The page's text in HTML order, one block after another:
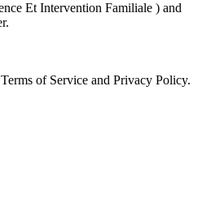
Et Intervention Familiale ) and
of Service and Privacy Policy.